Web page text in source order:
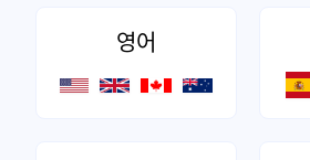
영어